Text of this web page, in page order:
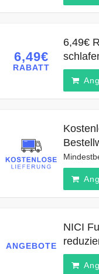
6,49€
RABATT
6,49€
ANGEBOTE
NICI